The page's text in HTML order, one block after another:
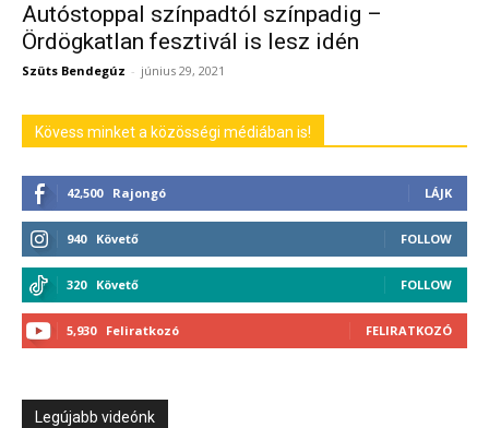
Autóstoppal színpadtól színpadig –
Ördögkatlan fesztivál is lesz idén
Szüts Bendegúz - június 29, 2021
Kövess minket a közösségi médiában is!
42,500 Rajongó LÁJK
940 Követő FOLLOW
320 Követő FOLLOW
5,930 Feliratkozó FELIRATKOZÓ
Legújabb videónk